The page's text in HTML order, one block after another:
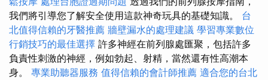
我們將引導您了解安全使用這款神奇玩具的基礎知識。 台
北值得信賴的牙醫推薦 牆壁漏水的處理建議 學習專業數位
行銷技巧的最佳選擇 許多神經在前列腺處匯聚，包括許多
負責性刺激的神經，例如勃起、射精，當然還有性高潮本
身。 專業助聽器服務 值得信賴的會計師推薦 適合您的台北